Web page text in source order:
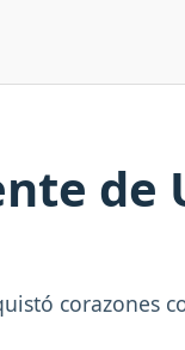
de
corazones